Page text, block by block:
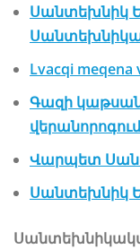
Սանտեխնիկ
Lvacqi
Գազի
վերանորոգում
Վարպետ
Սանտեխնիկ